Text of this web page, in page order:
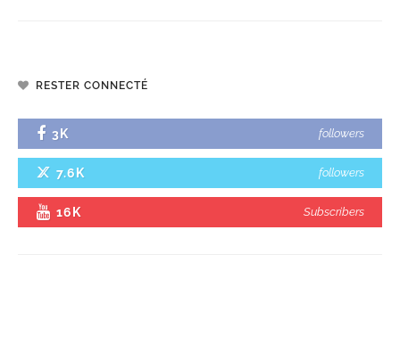
RESTER CONNECTÉ
3K followers
7.6K followers
16K Subscribers